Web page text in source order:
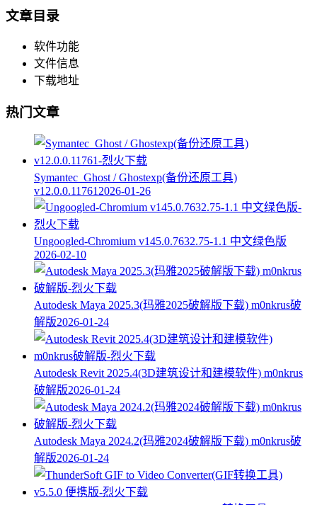
文章目录
软件功能
文件信息
下载地址
热门文章
Symantec_Ghost / Ghostexp(备份还原工具)
v12.0.0.11761 2026-01-26
Ungoogled-Chromium v145.0.7632.75-1.1 中文绿色版
2026-02-10
Autodesk Maya 2025.3(玛雅2025破解版下载) m0nkrus破
解版2026-01-24
Autodesk Revit 2025.4(3D建筑设计和建模软件) m0nkrus
破解版2026-01-24
Autodesk Maya 2024.2(玛雅2024破解版下载) m0nkrus破
解版2026-01-24